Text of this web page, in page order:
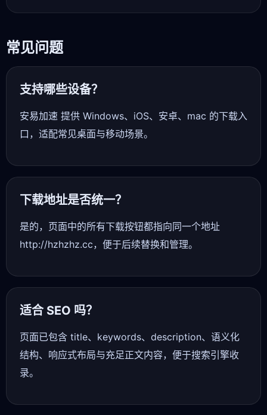
常见问题
支持哪些设备？
安易加速 提供 Windows、iOS、安卓、mac 的下载入
口，适配常见桌面与移动场景。
下载地址是否统一？
是的，页面中的所有下载按钮都指向同一个地址
http://hzhzhz.cc，便于后续替换和管理。
适合 SEO 吗？
页面已包含 title、keywords、description、语义化
结构、响应式布局与充足正文内容，便于搜索引擎收
录。